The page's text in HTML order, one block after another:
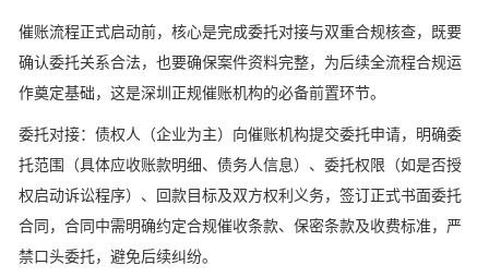
催账流程正式启动前，核心是完成委托对接与双重合规核查，既要
确认委托关系合法，也要确保案件资料完整，为后续全流程合规运
作奠定基础，这是深圳正规催账机构的必备前置环节。
委托对接：债权人（企业为主）向催账机构提交委托申请，明确委
托范围（具体应收账款明细、债务人信息）、委托权限（如是否授
权启动诉讼程序）、回款目标及双方权利义务，签订正式书面委托
合同，合同中需明确约定合规催收条款、保密条款及收费标准，严
禁口头委托，避免后续纠纷。